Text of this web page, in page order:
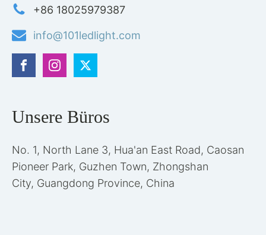
+86 18025979387
info@101ledlight.com
Unsere Büros
No. 1, North Lane 3, Hua'an East Road, Caosan
Pioneer Park, Guzhen Town, Zhongshan
City, Guangdong Province, China